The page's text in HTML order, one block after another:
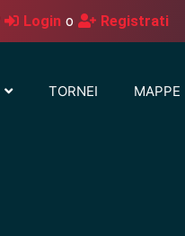
Login o Registrati
TORNEI MAPPE